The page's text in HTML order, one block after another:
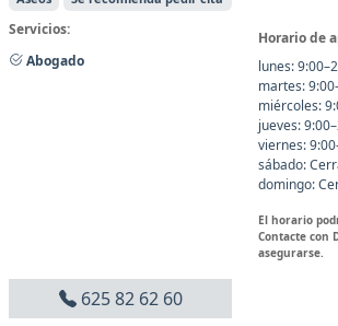
Servicios:
Abogado
Horario de
lunes:
martes:
miércoles:
jueves:
viernes:
sábado:
domingo:
El horario
Contacte con
asegurarse.
625 82 62 60